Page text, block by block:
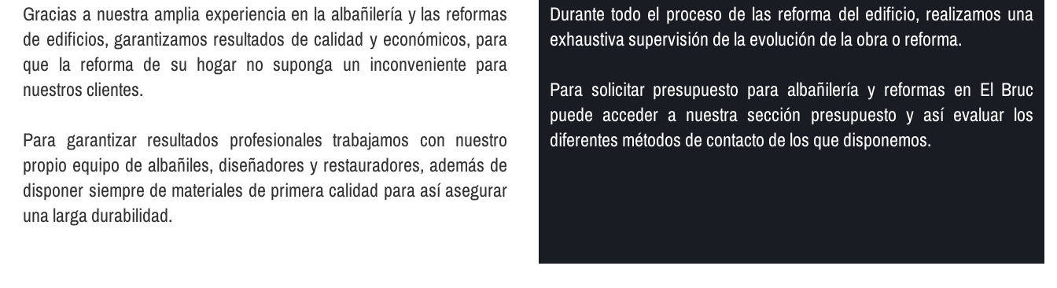
Gracias a nuestra amplia experiencia en la albañilerí­a y las reformas
de edificios, garantizamos resultados de calidad y económicos, para
que la reforma de su hogar no suponga un inconveniente para
nuestros clientes.
Para garantizar resultados profesionales trabajamos con nuestro
propio equipo de albañiles, diseñadores y restauradores, además de
disponer siempre de materiales de primera calidad para así­ asegurar
una larga durabilidad.
Durante todo el proceso de las reforma del edificio, realizamos una
exhaustiva supervisión de la evolución de la obra o reforma.
Para solicitar presupuesto para albañilerí­a y reformas en El Bruc
puede acceder a nuestra sección presupuesto y así­ evaluar los
diferentes métodos de contacto de los que disponemos.